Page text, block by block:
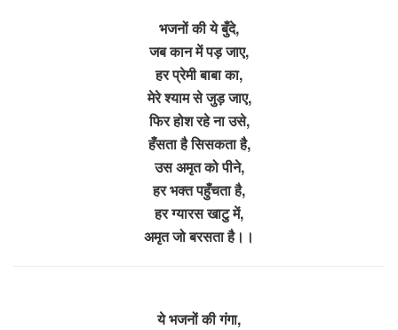
भजनों की ये बुँदे,
जब कान में पड़ जाए,
हर प्रेमी बाबा का,
मेरे श्याम से जुड़ जाए,
फिर होश रहे ना उसे,
हँसता है सिसकता है,
उस अमृत को पीने,
हर भक्त पहुँचता है,
हर ग्यारस खाटु में,
अमृत जो बरसता है।।
ये भजनों की गंगा,